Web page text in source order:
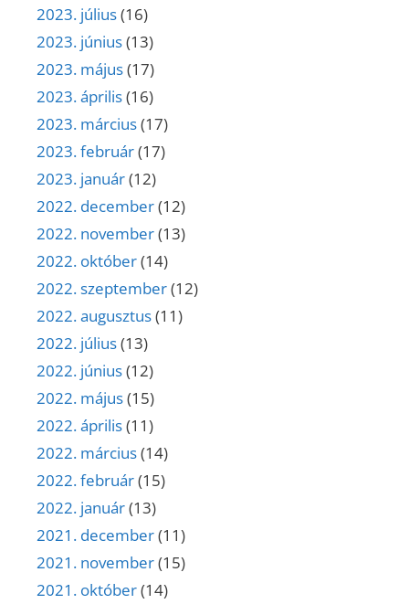
2023. július(16)
2023. június(13)
2023. május(17)
2023. április(16)
2023. március(17)
2023. február(17)
2023. január(12)
2022. december(12)
2022. november(13)
2022. október(14)
2022. szeptember(12)
2022. augusztus(11)
2022. július(13)
2022. június(12)
2022. május(15)
2022. április(11)
2022. március(14)
2022. február(15)
2022. január(13)
2021. december(11)
2021. november(15)
2021. október(14)